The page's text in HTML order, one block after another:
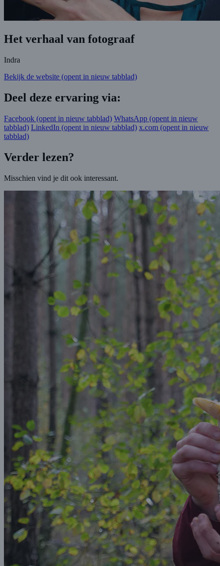
Het verhaal van fotograaf
Indra
Bekijk de website (opent in nieuw tabblad)
Deel deze ervaring via:
Facebook (opent in nieuw tabblad) WhatsApp (opent in nieuw
tabblad) LinkedIn (opent in nieuw tabblad) x.com (opent in nieuw
tabblad)
Verder lezen?
Misschien vind je dit ook interessant.